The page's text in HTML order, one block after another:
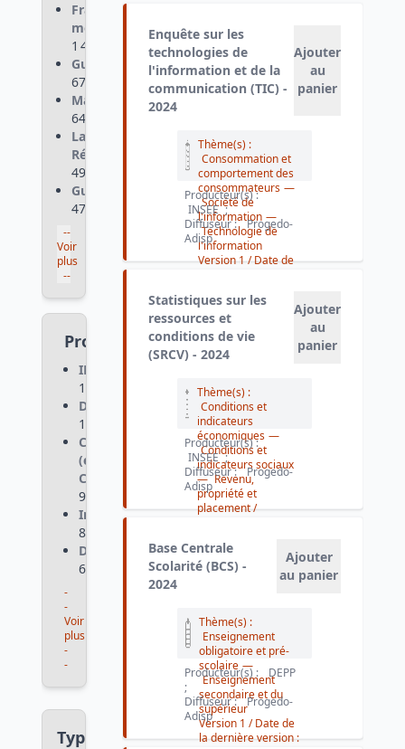
France
métropolitaine:
1 434
Guadeloupe
:
670
Martinique
642
La
Réunion
496
Guyane
476
--
Voir
plus
--
Producteurs
INSEE
1 228
DREES
122
CEREMA
(ex-
CERTU)
90
Ined
80
DARES
65
-
-
Voir
plus
-
-
Types
Enquête sur les
technologies de
l'information et de la
communication (TIC) -
2024
Ajouter
au
panier
Thème(s) :
Consommation et
comportement des
consommateurs —
Société de
l'information —
Technologie de
l'information
Version 1/ Date de
Producteur(s) :
INSEE ;
Diffuseur :
Progedo-
Adisp
Statistiques sur les
ressources et
conditions de vie
(SRCV) - 2024
Ajouter
au
panier
Thème(s) :
Conditions et
indicateurs
économiques —
Conditions et
indicateurs sociaux
— Revenu,
propriété et
placement /
la dernière version :
2025-10-16
Producteur(s) :
INSEE ;
Diffuseur :
Progedo-
Adisp
Base Centrale
Scolarité (BCS) -
2024
Ajouter
au panier
Thème(s) :
Enseignement
obligatoire et pré-
scolaire —
Enseignement
secondaire et du
supérieur
Version 1 / Date de
la dernière version :
Producteur(s) :
DEPP
;
Diffuseur :
Progedo-
Adisp